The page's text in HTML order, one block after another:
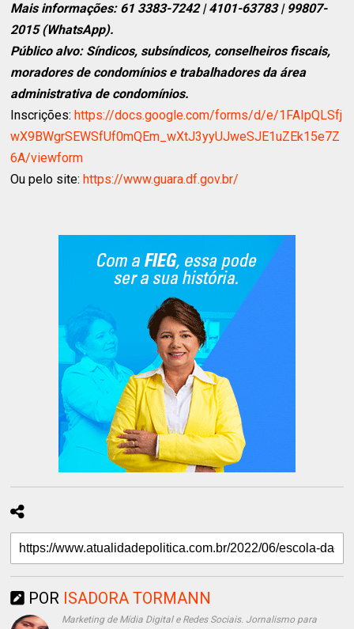
Mais informações: 61 3383-7242 | 4101-63783 | 99807-
2015 (WhatsApp).
Público alvo: Síndicos, subsíndicos, conselheiros fiscais,
moradores de condomínios e trabalhadores da área
administrativa de condomínios.
Inscrições: https://docs.google.com/forms/d/e/1FAIpQLSfj
wX9BWgrSEWSfUf0mQEm_wXtJ3yyUJweSJE1uZEk15e7Z
6A/viewform
Ou pelo site: https://www.guara.df.gov.br/
POR ISADORA TORMANN
Marketing de Mídia Digital e Redes Sociais. Jornalismo para